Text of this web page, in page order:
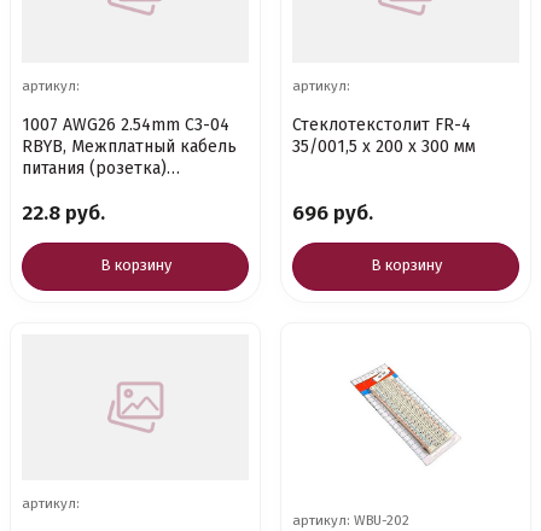
артикул:
1007 AWG26 2.54mm C3-04
RBYB, Межплатный кабель
питания (розетка)
шагом 2,
22.8 руб.
В корзину
артикул:
Стеклотекстолит FR-4
35/001,5 х 200 х 300 мм
696 руб.
В корзину
артикул:
артикул: WBU-202